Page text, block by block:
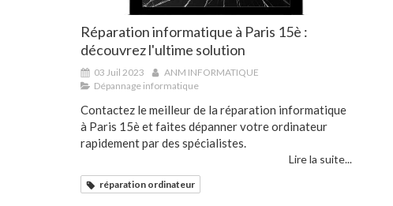
Réparation informatique à Paris 15è :
découvrez l'ultime solution
03 Juil 2023
ANM INFORMATIQUE
Dépannage informatique
Contactez le meilleur de la réparation informatique
à Paris 15è et faites dépanner votre ordinateur
rapidement par des spécialistes.
Lire la suite...
réparation ordinateur